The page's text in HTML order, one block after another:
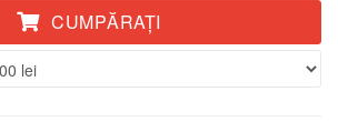
CUMPĂRAŢI